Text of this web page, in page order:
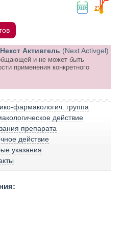
Некст Активгель (Next Activgel)
и не может быть
применения конкретного
фармакологич. группа
действие
препарата
действие
указания